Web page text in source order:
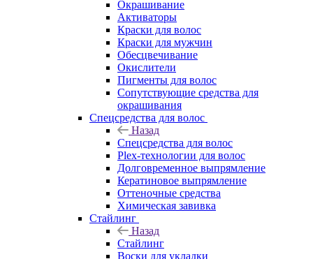
Окрашивание
Активаторы
Краски для волос
Краски для мужчин
Обесцвечивание
Окислители
Пигменты для волос
Сопутствующие средства для
окрашивания
Спецсредства для волос
Назад
Спецсредства для волос
Plex-технологии для волос
Долговременное выпрямление
Кератиновое выпрямление
Оттеночные средства
Химическая завивка
Стайлинг
Назад
Стайлинг
Воски для укладки